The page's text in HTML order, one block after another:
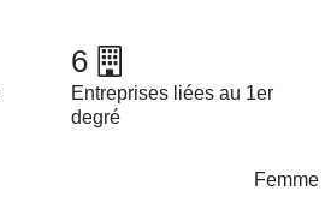
6
Entreprises liées au 1er
degré
Femme